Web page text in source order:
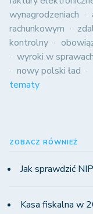
wynagrodzeniach
rachunkowym
kontrolny
wyroki w
nowy polski ład
tematy
ZOBACZ RÓWNIEŻ
Jak sprawdzić
Kasa fiskalna w